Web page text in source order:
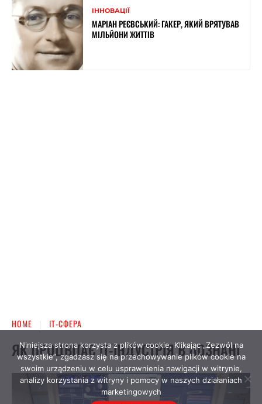
ІННОВАЦІЇ
МАРІАН РЕЄВСЬКИЙ: ГАКЕР, ЯКИЙ ВРЯТУВАВ
МІЛЬЙОНИ ЖИТТІВ
Niniejsza strona korzysta z plików cookie. Klikając „Zezwól na
wszystkie”, zgadzasz się na przechowywanie plików cookie na
swoim urządzeniu w celu usprawnienia nawigacji w witrynie,
analizy korzystania z witryny i pomocy w naszych działaniach
marketingowych